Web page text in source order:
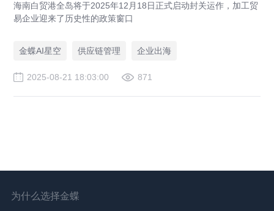
海南白贸港全岛将于2025年12月18日正式启动封关运作，加工贸
易企业迎来了历史性的政策窗口
金蝶AI星空 供应链管理 企业出海
2025-08-21 18:03:00 871
为什么选择金蝶